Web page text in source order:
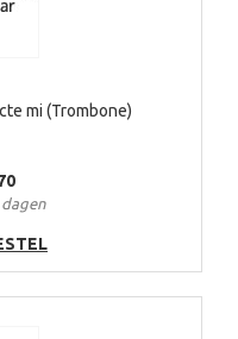
mi (Trombone)